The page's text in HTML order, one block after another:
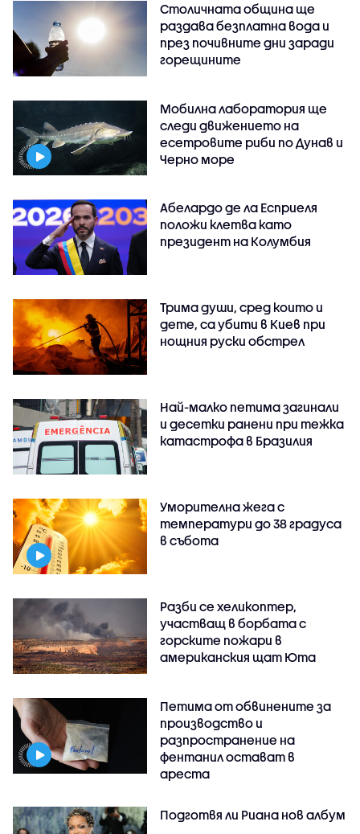
Столичната община ще
раздава безплатна вода и
през почивните дни заради
горещините
Мобилна лаборатория ще
следи движението на
есетровите риби по Дунав и
Черно море
Абелардо де ла Есприеля
положи клетва като
президент на Колумбия
Трима души, сред които и
дете, са убити в Киев при
нощния руски обстрел
Най-малко петима загинали
и десетки ранени при тежка
катастрофа в Бразилия
Уморителна жега с
температури до 38 градуса
в събота
Разби се хеликоптер,
участващ в борбата с
горските пожари в
американския щат Юта
Петима от обвинените за
производство и
разпространение на
фентанил остават в
ареста
Подготвя ли Риана нов албум